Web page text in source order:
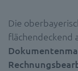
Die
flächendeckend